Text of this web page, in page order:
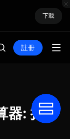
下載
註冊
器: 把